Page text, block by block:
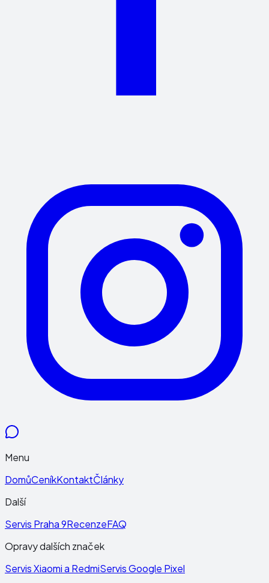
Menu
DomůCeníkKontaktČlánky
Další
Servis Praha 9RecenzeFAQ
Opravy dalších značek
Servis Xiaomi a RedmiServis Google Pixel